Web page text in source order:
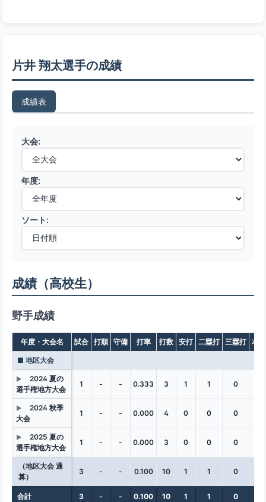
片井 翔太選手の成績
成績表
大会:
年度:
ソート:
成績（高校生）
野手成績
年度・大会名 試合 打順 守備 打率 打数 安打 二塁打 三塁打 本
■ 地区大会
▶
2024 夏の
選手権地方大会
1 - - 0.333 3 1 1 0
▶
2024 秋季
大会
1 - - 0.000 4 0 0 0
▶
2025 夏の
選手権地方大会
1 - - 0.000 3 0 0 0
（地区大会 通
算）
3 - - 0.100 10 1 1 0
合計 3 - - 0.100 10 1 1 0